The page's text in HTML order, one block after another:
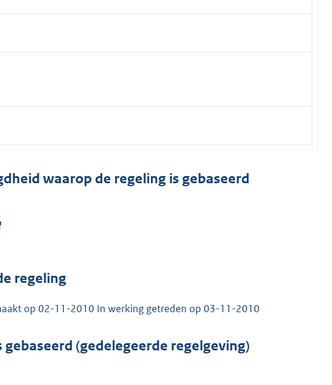
waarop de regeling is gebaseerd
regeling
op 02-11-2010 In werking getreden op 03-11-2010
(gedelegeerde regelgeving)